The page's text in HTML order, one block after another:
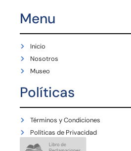
Menu
Inicio
Nosotros
Museo
Políticas
Términos y Condiciones
Políticas de Privacidad